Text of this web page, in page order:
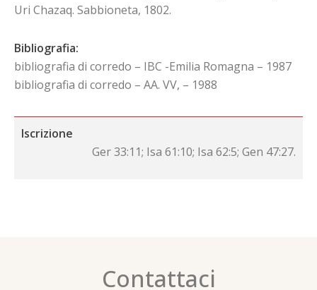
Uri Chazaq. Sabbioneta, 1802.
Bibliografia:
bibliografia di corredo – IBC -Emilia Romagna – 1987
bibliografia di corredo – AA. VV, – 1988
Iscrizione
Ger 33:11; Isa 61:10; Isa 62:5; Gen 47:27.
Contattaci